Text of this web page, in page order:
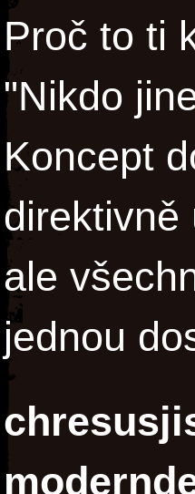
Proč to ti
"Nikdo
Koncept
direktivně
ale
jednou